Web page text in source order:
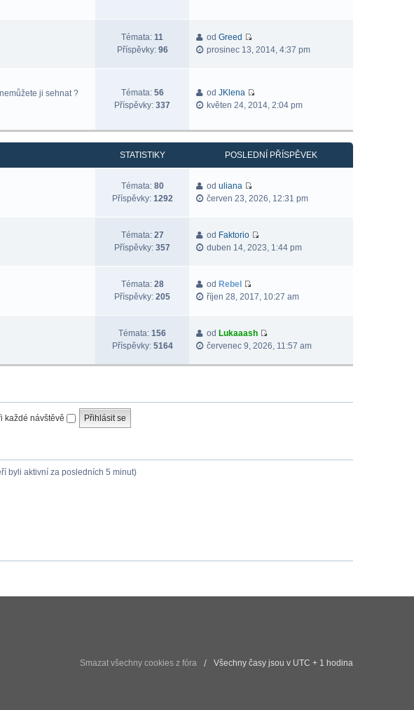
Témata: 11
Příspěvky: 96
odGreed
prosinec 13, 2014, 4:37 pm
ji sehnat ?
Témata: 56
Příspěvky: 337
odJKlena
květen 24, 2014, 2:04 pm
STATISTIKY POSLEDNÍ PŘÍSPĚVEK
Témata: 80
Příspěvky: 1292
oduliana
červen 23, 2026, 12:31 pm
Témata: 27
Příspěvky: 357
od Faktorio
duben 14, 2023, 1:44 pm
Témata: 28
Příspěvky: 205
od Rebel
říjen 28, 2017, 10:27 am
Témata: 156
Příspěvky: 5164
od Lukaaash
červenec 9, 2026, 11:57 am
každé návštěvě
byli aktivní za posledních 5 minut)
Smazat všechny cookies z fóra Všechny časy jsou v UTC + 1 hodina